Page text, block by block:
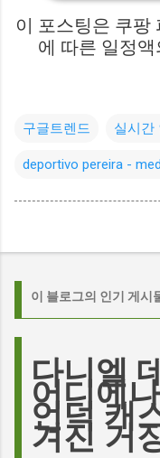
이 포스팅은 쿠팡
에 따른 일정
구글트렌드 실시간
deportivo pereira -
이 블로그의 인기 게시
다니엘
어디에
언덕 캐
겨진 거